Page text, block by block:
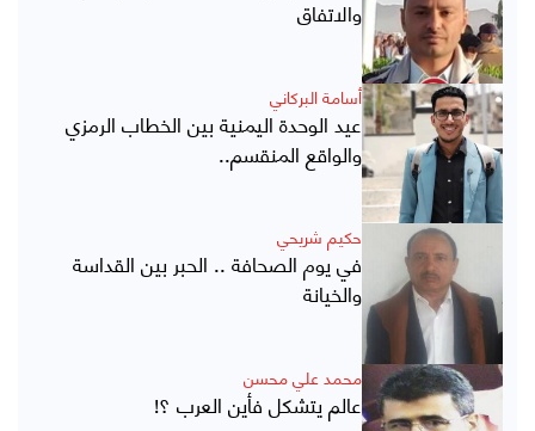
والاتفاق
أسامة البركاني
عيد الوحدة اليمنية بين الخطاب الرمزي
والواقع المنقسم..
حكيم شريحي
في يوم الصحافة .. الحبر بين القداسة
والخيانة
محمد علي محسن
عالم يتشكل فأين العرب ؟!